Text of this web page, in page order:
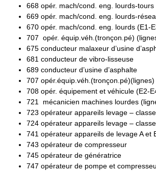
668 opér. mach/cond. eng. lourds-tours
669 opér. mach/cond. eng. lourds-
670 opér. mach/cond. eng. lourds (E1-
707 opér. équip.véh.(tronçon.pé)
675 conducteur malaxeur d’usine
681 conducteur de vibro-lisseuse
689 conducteur d’usine d’asphalte
707 opér.équip.véh.(tronçon.pé)(lignes)
708 opér. équipement et véhicule (E2-
721 mécanicien machines lourdes
723 opérateur appareils levage –
724 opérateur appareils levage –
741 opérateur appareils de levage A et
743 opérateur de compresseur
745 opérateur de génératrice
747 opérateur de pompe et